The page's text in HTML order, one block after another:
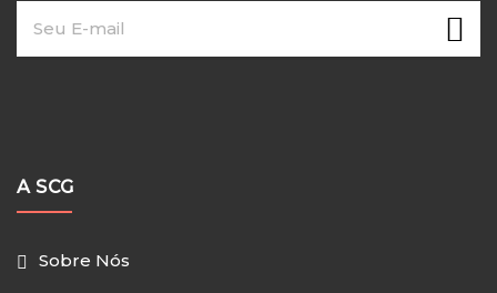
A SCG
Sobre Nós